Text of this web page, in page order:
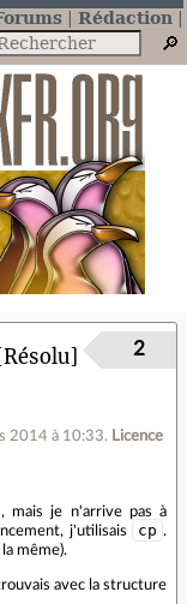
Rédaction
[Résolu]
2014 à 10:33. Licence
2
mais je n'arrive pas à
j'utilisais
cp .
même).
avec la structure